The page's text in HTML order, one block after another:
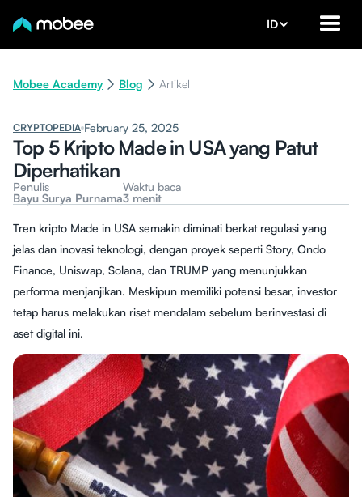
ID
Mobee Academy Blog Artikel
CRYPTOPEDIA February 25, 2025
Top 5 Kripto Made in USA yang Patut
Diperhatikan
Penulis
Bayu Surya Purnama
Waktu baca
3 menit
Tren kripto Made in USA semakin diminati berkat regulasi yang
jelas dan inovasi teknologi, dengan proyek seperti Story, Ondo
Finance, Uniswap, Solana, dan TRUMP yang menunjukkan
performa menjanjikan. Meskipun memiliki potensi besar, investor
tetap harus melakukan riset mendalam sebelum berinvestasi di
aset digital ini.